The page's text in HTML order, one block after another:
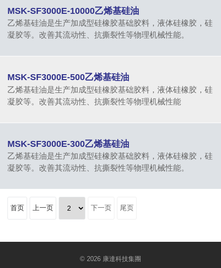
MSK-SF3000E-10000乙烯基硅油
乙烯基硅油是生产加成型硅橡胶基础胶料，液体硅橡胶，硅
凝胶等。改善其流动性、抗撕裂性等物理机械性能。
MSK-SF3000E-500乙烯基硅油
乙烯基硅油是生产加成型硅橡胶基础胶料，液体硅橡胶，硅
凝胶等。改善其流动性、抗撕裂性等物理机械性能
MSK-SF3000E-300乙烯基硅油
乙烯基硅油是生产加成型硅橡胶基础胶料，液体硅橡胶，硅
凝胶等。改善其流动性、抗撕裂性等物理机械性能。
首页 上一页 下一页 尾页
© 2026 康達科技集團